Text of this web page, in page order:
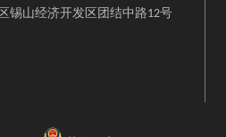
锡山经济开发区团结中路12号